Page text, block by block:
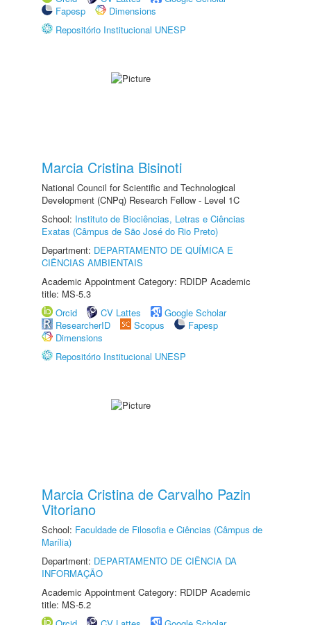
Fapesp
Dimensions
Repositório Institucional UNESP
Marcia Cristina Bisinoti
National Council for Scientific and Technological
Development (CNPq) Research Fellow - Level 1C
School: Instituto de Biociências, Letras e Ciências
Exatas (Câmpus de São José do Rio Preto)
Department: DEPARTAMENTO DE QUÍMICA E
CIÊNCIAS AMBIENTAIS
Academic Appointment Category: RDIDP Academic
title: MS-5.3
Orcid
CV Lattes
Google Scholar
ResearcherID
Scopus
Fapesp
Dimensions
Repositório Institucional UNESP
Marcia Cristina de Carvalho Pazin
Vitoriano
School: Faculdade de Filosofia e Ciências (Câmpus de
Marília)
Department: DEPARTAMENTO DE CIÊNCIA DA
INFORMAÇÃO
Academic Appointment Category: RDIDP Academic
title: MS-5.2